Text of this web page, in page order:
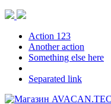
Action 123
Another action
Something else here
Separated link